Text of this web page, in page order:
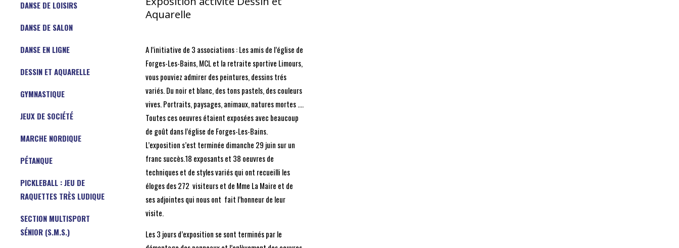
Aquarelle
A l’initiative de 3 associations : Les amis de l’église de
Forges-Les-Bains, MCL et la retraite sportive Limours,
vous pouviez admirer des peintures, dessins trés
variés. Du noir et blanc, des tons pastels, des couleurs
vives. Portraits, paysages, animaux, natures mortes ….
Toutes ces oeuvres étaient exposées avec beaucoup
de goût dans l’église de Forges-Les-Bains.
L’exposition s’est terminée dimanche 29 juin sur un
franc succès.18 exposants et 38 oeuvres de
techniques et de styles variés qui ont recueilli les
éloges des 272 visiteurs et de Mme La Maire et de
ses adjointes qui nous ont fait l’honneur de leur
visite.
Les 3 jours d’exposition se sont terminés par le
DANSE DE LOISIRS
DANSE DE SALON
DANSE EN LIGNE
DESSIN ET AQUARELLE
GYMNASTIQUE
JEUX DE SOCIÉTÉ
MARCHE NORDIQUE
PÉTANQUE
PICKLEBALL : JEU DE
RAQUETTES TRÈS LUDIQUE
SECTION MULTISPORT
SÉNIOR (S.M.S.)